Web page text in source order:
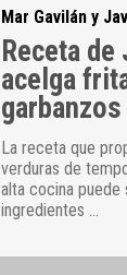
Mar Gavilán y
Receta de
acelga
garbanzos
La receta que
verduras de
alta cocina puede
ingredientes …